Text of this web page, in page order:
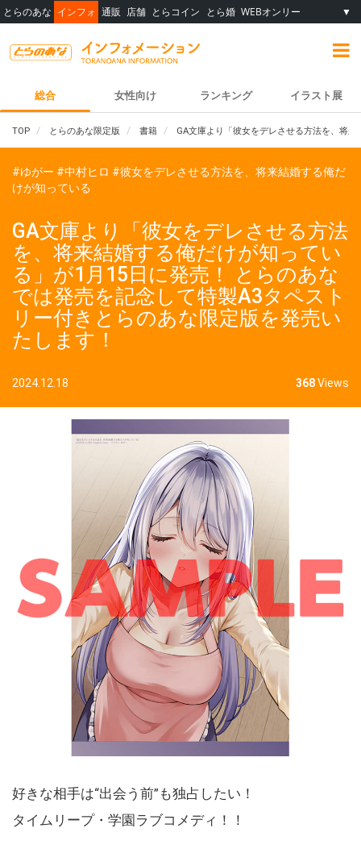
とらのあな インフォ 通販 店舗 とらコイン とら婚 WEBオンリー ▼
総合 女性向け ランキング イラスト展
TOP とらのあな限定版 書籍 GA文庫より「彼女をデレさせる方法を、将
#ゆがー #中村ヒロ #彼女をデレさせる方法を、将来結婚する俺だ
けが知っている
GA文庫より「彼女をデレさせる方法
を、将来結婚する俺だけが知ってい
る」が1月15日に発売！ とらのあな
では発売を記念して特製A3タペスト
リー付きとらのあな限定版を発売い
たします！
2024.12.18 368Views
好きな相手は“出会う前”も独占したい！
タイムリープ・学園ラブコメディ！！